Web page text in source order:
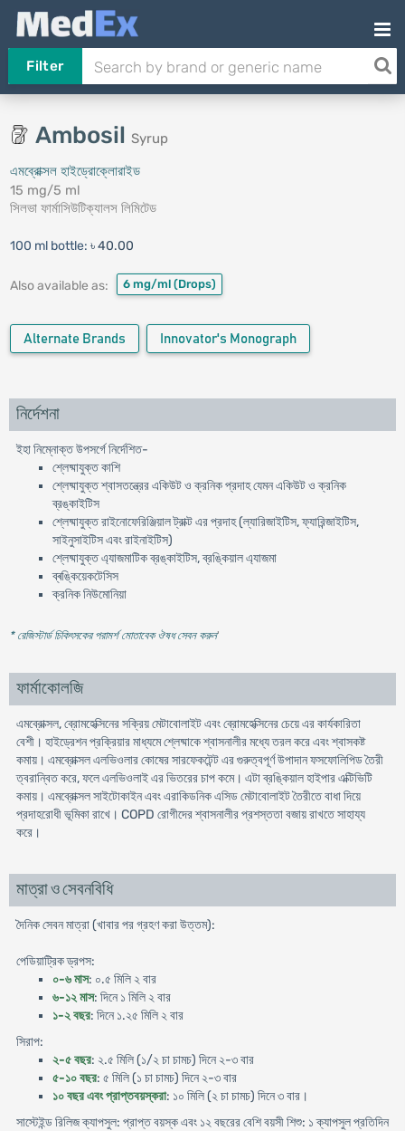
Filter
Ambosil Syrup
এমব্রোক্সল হাইড্রোক্লোরাইড
15 mg/5 ml
সিলভা ফার্মাসিউটিক্যালস লিমিটেড
100 ml bottle: ৳ 40.00
Also available as: 6 mg/ml (Drops)
Alternate Brands Innovator's Monograph
নির্দেশনা
ইহা নিম্নোক্ত উপসর্গে নির্দেশিত-
শ্লেষ্মাযুক্ত কাশি
শ্লেষ্মাযুক্ত শ্বাসতন্ত্রের একিউট ও ক্রনিক প্রদাহ যেমন একিউট ও ক্রনিক
ব্রঙ্কাইটিস
শ্লেষ্মাযুক্ত রাইনোফেরিঞ্জিয়াল ট্রাক্ট এর প্রদাহ (ল্যারিজাইটিস, ফ্যারিন্জাইটিস,
সাইনুসাইটিস এবং রাইনাইটিস)
শ্লেষ্মাযুক্ত এ্যাজমাটিক ব্রঙ্কাইটিস, ব্রঙ্কিয়াল এ্যাজমা
ব্ৰঙ্কিয়েকটেসিস
ক্রনিক নিউমোনিয়া
* রেজিস্টার্ড চিকিৎসকের পরামর্শ মোতাবেক ঔষধ সেবন করুন'
ফার্মাকোলজি
এমব্রোক্সল, ব্রোমহেক্সিনের সক্রিয় মেটাবোলাইট এবং ব্রোমহেক্সিনের চেয়ে এর কার্যকারিতা
বেশী। হাইড্রেশন প্রক্রিয়ার মাধ্যমে শ্লেষ্মাকে শ্বাসনালীর মধ্যে তরল করে এবং শ্বাসকষ্ট
কমায়। এমব্রোক্সল এলভিওলার কোষের সারফেকটেন্ট এর গুরুত্বপূর্ণ উপাদান ফসফোলিপিড তৈরী
ত্বরান্বিত করে, ফলে এলভিওলাই এর ভিতরের চাপ কমে। এটা ব্রঙ্কিয়াল হাইপার এক্টিভিটি
কমায়। এমব্রোক্সল সাইটোকাইন এবং এরাকিডনিক এসিড মেটাবোলাইট তৈরীতে বাধা দিয়ে
প্রদাহরোধী ভূমিকা রাখে। COPD রোগীদের শ্বাসনালীর প্রশস্ততা বজায় রাখতে সাহায্য
করে।
মাত্রা ও সেবনবিধি
দৈনিক সেবন মাত্রা (খাবার পর গ্রহণ করা উত্তম):
পেডিয়াট্রিক ড্রপস:
০-৬ মাস: ০.৫ মিলি ২ বার
৬-১২ মাস: দিনে ১ মিলি ২ বার
১-২ বছর: দিনে ১.২৫ মিলি ২ বার
সিরাপ:
২-৫ বছর: ২.৫ মিলি (১/২ চা চামচ) দিনে ২-৩ বার
৫-১০ বছর: ৫ মিলি (১ চা চামচ) দিনে ২-৩ বার
১০ বছর এবং প্রাপ্তবয়স্করা: ১০ মিলি (২ চা চামচ) দিনে ৩ বার।
সাস্টেইন্ড রিলিজ ক্যাপসুল: প্রাপ্ত বয়স্ক এবং ১২ বছরের বেশি বয়সী শিশু: ১ ক্যাপসুল প্রতিদিন